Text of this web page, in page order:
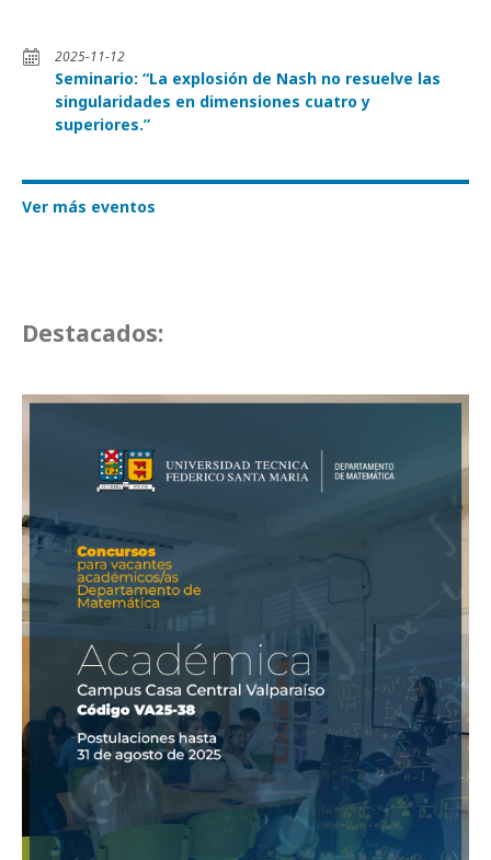
2025-11-12
Seminario: “La explosión de Nash no resuelve las
singularidades en dimensiones cuatro y
superiores.”
Ver más eventos
Destacados: